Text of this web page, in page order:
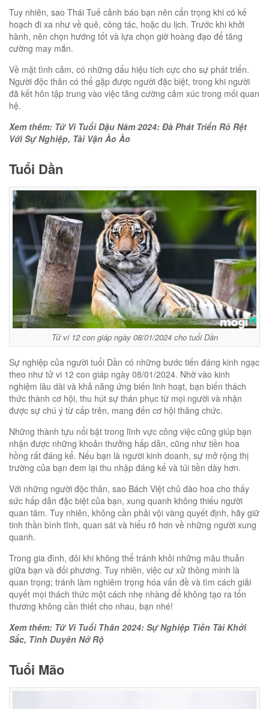
Tuy nhiên, sao Thái Tuế cảnh báo bạn nên cẩn trọng khi có kế
hoạch đi xa như về quê, công tác, hoặc du lịch. Trước khi khởi
hành, nên chọn hướng tốt và lựa chọn giờ hoàng đạo để tăng
cường may mắn.
Về mặt tình cảm, có những dấu hiệu tích cực cho sự phát triển.
Người độc thân có thể gặp được người đặc biệt, trong khi người
đã kết hôn tập trung vào việc tăng cường cảm xúc trong mối quan
hệ.
Xem thêm: Tử Vi Tuổi Dậu Năm 2024: Đà Phát Triển Rõ Rệt
Với Sự Nghiệp, Tài Vận Ào Ào
Tuổi Dần
Tử vi 12 con giáp ngày 08/01/2024 cho tuổi Dần
Sự nghiệp của người tuổi Dần có những bước tiến đáng kinh ngạc
theo như tử vi 12 con giáp ngày 08/01/2024. Nhờ vào kinh
nghiệm lâu dài và khả năng ứng biến linh hoạt, bạn biến thách
thức thành cơ hội, thu hút sự thán phục từ mọi người và nhận
được sự chú ý từ cấp trên, mang đến cơ hội thăng chức.
Những thành tựu nổi bật trong lĩnh vực công việc cũng giúp bạn
nhận được những khoản thưởng hấp dẫn, cũng như tiền hoa
hồng rất đáng kể. Nếu bạn là người kinh doanh, sự mở rộng thị
trường của bạn đem lại thu nhập đáng kể và túi tiền dày hơn.
Với những người độc thân, sao Bách Việt chủ đào hoa cho thấy
sức hấp dẫn đặc biệt của bạn, xung quanh không thiếu người
quan tâm. Tuy nhiên, không cần phải vội vàng quyết định, hãy giữ
tinh thần bình tĩnh, quan sát và hiểu rõ hơn về những người xung
quanh.
Trong gia đình, đôi khi không thể tránh khỏi những mâu thuẫn
giữa bạn và đối phương. Tuy nhiên, việc cư xử thông minh là
quan trọng; tránh làm nghiêm trọng hóa vấn đề và tìm cách giải
quyết mọi thách thức một cách nhẹ nhàng để không tạo ra tổn
thương không cần thiết cho nhau, bạn nhé!
Xem thêm: Tử Vi Tuổi Thân 2024: Sự Nghiệp Tiền Tài Khởi
Sắc, Tình Duyên Nở Rộ
Tuổi Mão